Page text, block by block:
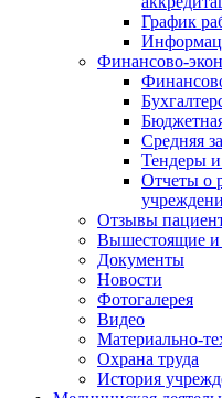
График
Финансово-
Средняя
Тендеры
Отчеты о
Отзывы
Вышестоящие и
Документы
Новости
Фотогалерея
Видео
Материально-
Охрана труда
История